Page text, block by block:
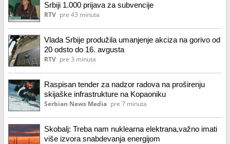
Srbiji 1.000 prijava za subvencije
RTV pre 43 minuta
Vlada Srbije produžila umanjenje akciza na gorivo od
20 odsto do 16. avgusta
RTV pre 3 minuta
Raspisan tender za nadzor radova na proširenju
skijaške infrastrukture na Kopaoniku
Serbian News Media pre 7 minuta
Skobalj: Treba nam nuklearna elektrana,važno imati
više izvora snabdevanja energijom